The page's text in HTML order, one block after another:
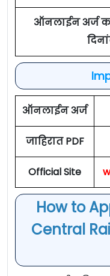
ऑनलाईन अर्ज
ऑनलाईन अर्ज
जाहिरात PDF
Official Site
How to
Central